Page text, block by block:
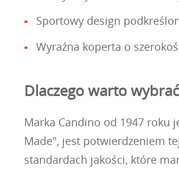
Sportowy design
Wyraźna koperta o
Dlaczego warto
Marka Candino od 1947 roku
Made", jest potwierdzeniem
standardach jakości, które